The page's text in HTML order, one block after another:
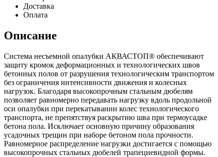
Доставка
Оплата
Описание
Система несъемной опалубки АКВАСТОП® обеспечивают
защиту кромок деформационных и технологических швов
бетонных полов от разрушения технологическим транспортом
без ограничения интенсивности движения и колесных
нагрузок. Благодаря высокопрочным стальным дюбелям
позволяет равномерно передавать нагрузку вдоль продольной
оси опалубки при перекатывании колес технологического
транспорта, не препятствуя раскрытию шва при термоусадке
бетона пола. Исключает основную причину образования
усадочных трещин при наборе бетоном пола прочности.
Равномерное распределение нагрузки достигается с помощью
высокопрочных стальных дюбелей трапециевидной формы.